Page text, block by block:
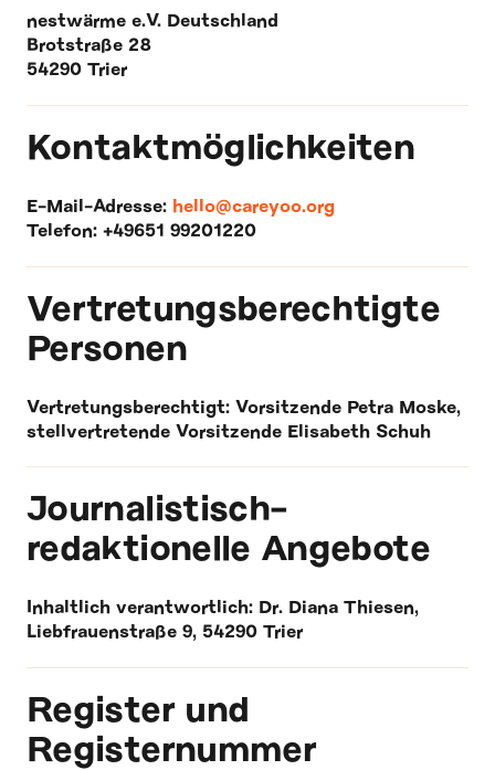
nestwärme e.V. Deutschland
Brotstraße 28
54290 Trier
Kontaktmöglichkeiten
E-Mail-Adresse: hello@careyoo.org
Telefon: +49651 99201220
Vertretungsberechtigte
Personen
Vertretungsberechtigt: Vorsitzende Petra Moske,
stellvertretende Vorsitzende Elisabeth Schuh
Journalistisch-
redaktionelle Angebote
Inhaltlich verantwortlich: Dr. Diana Thiesen,
Liebfrauenstraße 9, 54290 Trier
Register und
Registernummer